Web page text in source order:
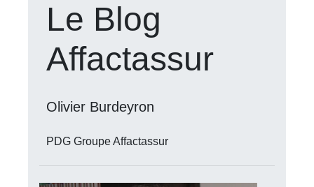
Le Blog
Affactassur
Olivier Burdeyron
PDG Groupe Affactassur